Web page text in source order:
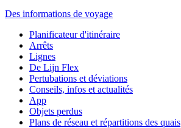
Des informations de voyage
Planificateur d'itinéraire
Arrêts
Lignes
De Lijn Flex
Pertubations et déviations
Conseils, infos et actualités
App
Objets perdus
Plans de réseau et répartitions des quais